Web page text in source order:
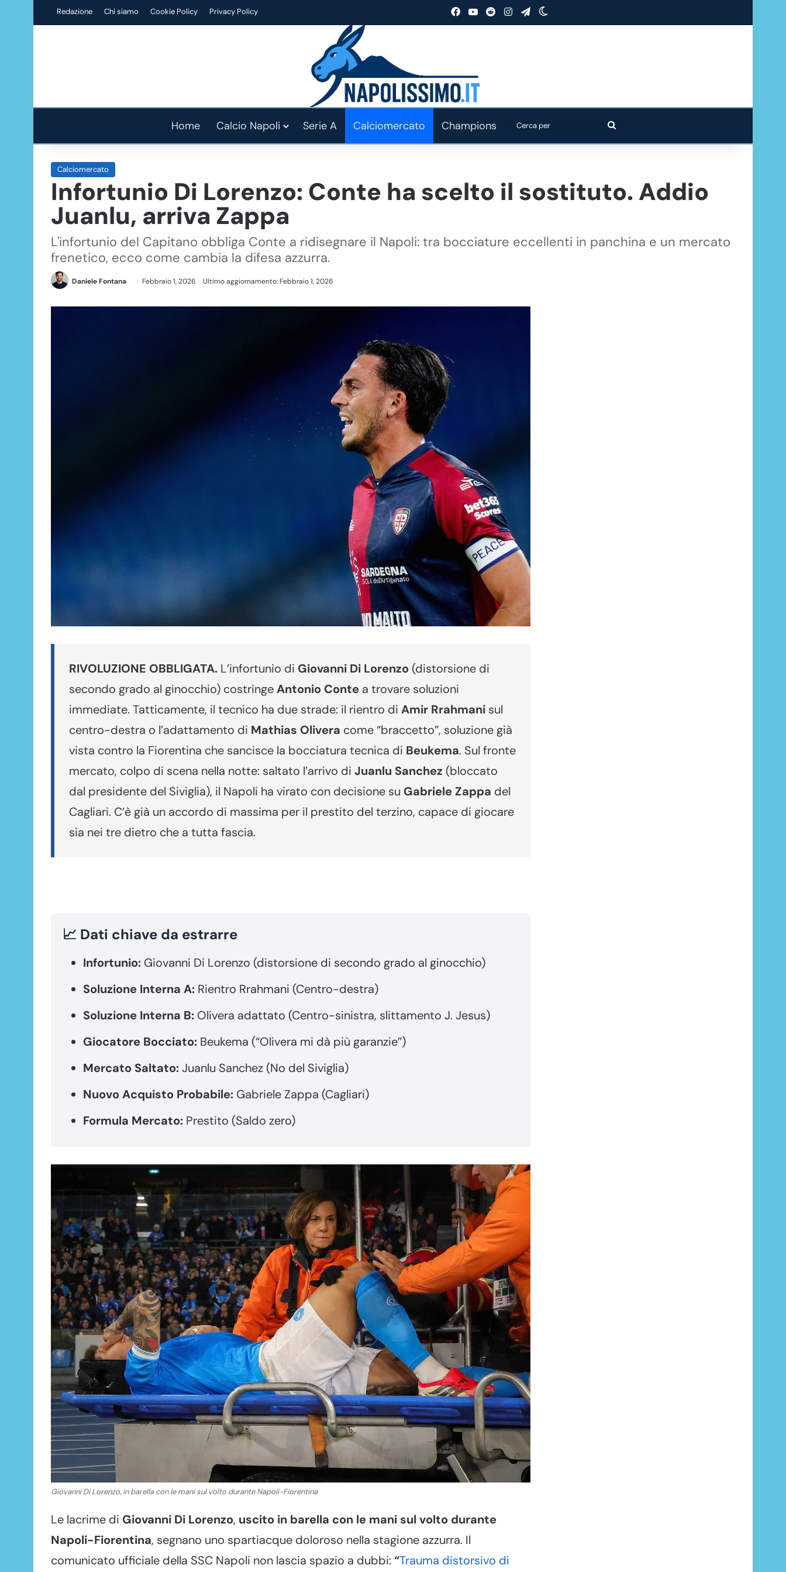
Redazione Chi siamo Cookie Policy Privacy Policy FacebookYou TubeRedditInstagramTelegram
Home Calcio Napoli Serie A Calciomercato Champions
Cerca
per
Calciomercato
Infortunio Di Lorenzo: Conte ha scelto il sostituto. Addio
Juanlu, arriva Zappa
L'infortunio del Capitano obbliga Conte a ridisegnare il Napoli: tra bocciature eccellenti in panchina e un mercato
frenetico, ecco come cambia la difesa azzurra.
Daniele Fontana Febbraio 1, 2026 Ultimo aggiornamento: Febbraio 1, 2026
RIVOLUZIONE OBBLIGATA. L’infortunio di Giovanni Di Lorenzo (distorsione di
secondo grado al ginocchio) costringeAntonio Conte a trovare soluzioni
immediate. Tatticamente, il tecnico ha due strade: il rientro di Amir Rrahmani sul
centro-destra o l’adattamento di Mathias Olivera come “braccetto”, soluzione già
vista contro la Fiorentina che sancisce la bocciatura tecnica di Beukema. Sul fronte
mercato, colpo di scena nella notte: saltato l’arrivo di Juanlu Sanchez (bloccato
dal presidente del Siviglia), il Napoli ha virato con decisione su Gabriele Zappa del
Cagliari. C’è già un accordo di massima per il prestito del terzino, capace di giocare
sia nei tre dietro che a tutta fascia.
📈 Dati chiave da estrarre
Infortunio: Giovanni Di Lorenzo (distorsione di secondo grado al ginocchio)
Soluzione Interna A: Rientro Rrahmani (Centro-destra)
Soluzione Interna B: Olivera adattato (Centro-sinistra, slittamento J. Jesus)
Giocatore Bocciato: Beukema (“Olivera mi dà più garanzie”)
Mercato Saltato: Juanlu Sanchez (No del Siviglia)
Nuovo Acquisto Probabile: Gabriele Zappa (Cagliari)
Formula Mercato: Prestito (Saldo zero)
Giovanni Di Lorenzo, in barella con le mani sul volto durante Napoli-Fiorentina
Le lacrime di Giovanni Di Lorenzo, uscito in barella con le mani sul volto durante
Napoli-Fiorentina, segnano uno spartiacque doloroso nella stagione azzurra. Il
comunicato ufficiale della SSC Napoli non lascia spazio a dubbi: “Trauma distorsivo di